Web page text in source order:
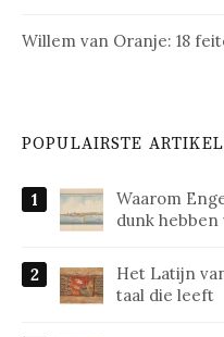
Willem van Oranje: 18
POPULAIRSTE
Waarom
dunk hebben
Het Latijn
taal die leeft